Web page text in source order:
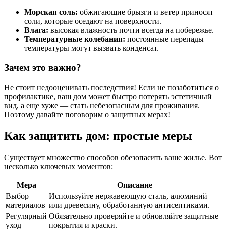
Морская соль: обжигающие брызги и ветер приносят
соли, которые оседают на поверхности.
Влага: высокая влажность почти всегда на побережье.
Температурные колебания: постоянные перепады
температуры могут вызвать конденсат.
Зачем это важно?
Не стоит недооценивать последствия! Если не позаботиться о
профилактике, ваш дом может быстро потерять эстетичный
вид, а еще хуже — стать небезопасным для проживания.
Поэтому давайте поговорим о защитных мерах!
Как защитить дом: простые меры
Существует множество способов обезопасить ваше жилье. Вот
несколько ключевых моментов:
Мера
Описание
Выбор
материалов
Используйте нержавеющую сталь, алюминий
или древесину, обработанную антисептиками.
Регулярный
уход
Обязательно проверяйте и обновляйте защитные
покрытия и краски.